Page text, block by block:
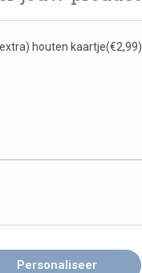
houten kaartje(€2,99)
Personaliseer